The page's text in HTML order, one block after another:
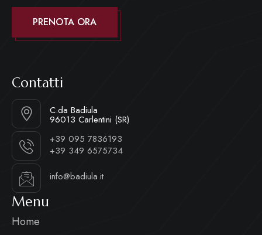
PRENOTA ORA
Contatti
C.da Badiula
96013 Carlentini (SR)
+39 095 7836193
+39 349 6575734
info@badiula.it
Menu
Home